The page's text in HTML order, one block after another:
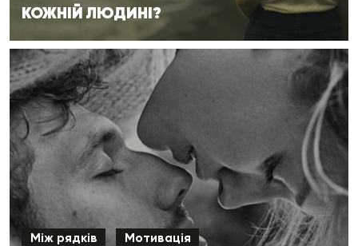
КОЖНІЙ ЛЮДИНІ?
Між рядків Мотивація